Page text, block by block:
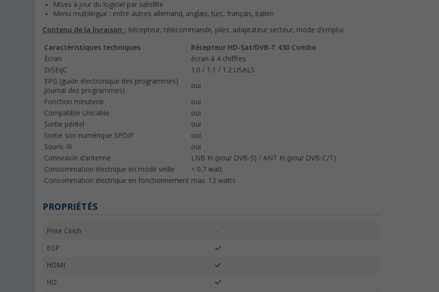
Mises à jour du logiciel par satellite
Menu multilingue : entre autres allemand, anglais, turc, français, italien
Contenu de la livraison : Récepteur, télécommande, piles, adaptateur secteur, mode d'emploi
Caractéristiques techniques
Récepteur HD-Sat/DVB-T 430 Combo
Écran
écran à 4 chiffres
DiSEqC
1.0 / 1.1 / 1.2 USALS
EPG (guide électronique des programmes)
Journal des programmes)
oui
Fonction minuterie
oui
Compatible Unicable
oui
Sortie péritel
oui
Sortie son numérique SPDIF
oui
Souris IR
oui
Connexion d'antenne
LNB In (pour DVB-S) / ANT In (pour DVB-C/T)
Consommation électrique en mode veille
< 0,7 watt
Consommation électrique en fonctionnement max. 12 watts
PROPRIÉTÉS
Prise Cinch -
EGP
HDMI
HD